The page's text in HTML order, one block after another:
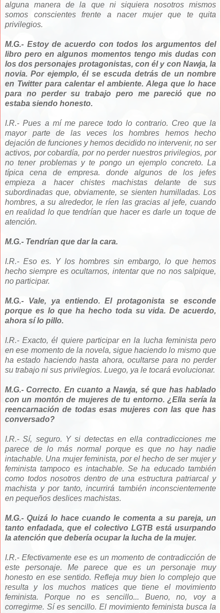
alguna manera de la que ni siquiera nosotros mismos
somos conscientes frente a nacer mujer que te quita
privilegios.
M.G.- Estoy de acuerdo con todos los argumentos del
libro pero en algunos momentos tengo mis dudas con
los dos personajes protagonistas, con él y con Nawja, la
novia. Por ejemplo, él se escuda detrás de un nombre
en Twitter para calentar el ambiente. Alega que lo hace
para no perder su trabajo pero me pareció que no
estaba siendo honesto.
I.R.- Pues a mí me parece todo lo contrario. Creo que la
mayor parte de las veces los hombres hemos hecho
dejación de funciones y hemos decidido no intervenir, no ser
activos, por cobardía, por no perder nuestros privilegios, por
no tener problemas y te pongo un ejemplo concreto. La
típica cena de empresa. donde algunos de los jefes
empieza a hacer chistes machistas delante de sus
subordinadas que, obviamente, se sienten humilladas. Los
hombres, a su alrededor, le ríen las gracias al jefe, cuando
en realidad lo que tendrían que hacer es darle un toque de
atención.
M.G.- Tendrían que dar la cara.
I.R.- Eso es. Y los hombres sin embargo, lo que hemos
hecho siempre es ocultarnos, intentar que no nos salpique,
no participar.
M.G.- Vale, ya entiendo. El protagonista se esconde
porque es lo que ha hecho toda su vida. De acuerdo,
ahora sí lo pillo.
I.R.- Exacto, él quiere participar en la lucha feminista pero
en ese momento de la novela, sigue haciendo lo mismo que
ha estado haciendo hasta ahora, ocultarse para no perder
su trabajo ni sus privilegios. Luego, ya le tocará evolucionar.
M.G.- Correcto. En cuanto a Nawja, sé que has hablado
con un montón de mujeres de tu entorno. ¿Ella sería la
reencarnación de todas esas mujeres con las que has
conversado?
I.R.- Sí, seguro. Y si detectas en ella contradicciones me
parece de lo más normal porque es que no hay nadie
intachable. Una mujer feminista, por el hecho de ser mujer y
feminista tampoco es intachable. Se ha educado también
como todos nosotros dentro de una estructura patriarcal y
machista y por tanto, incurrirá también inconscientemente
en pequeños deslices machistas.
M.G.- Quizá lo hace cuando le comenta a su pareja, un
tanto enfadada, que el colectivo LGTB está usurpando
la atención que debería ocupar la lucha de la mujer.
I.R.- Efectivamente ese es un momento de contradicción de
este personaje. Me parece que es un personaje muy
honesto en ese sentido. Refleja muy bien lo complejo que
resulta y los muchos matices que tiene el movimiento
feminista. Porque no es sencillo... Bueno, no, voy a
corregirme. Sí es sencillo. El movimiento feminista busca la